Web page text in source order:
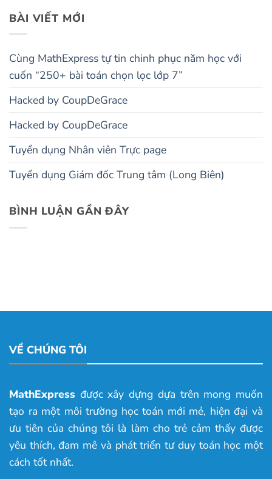
BÀI VIẾT MỚI
Cùng MathExpress tự tin chinh phục năm học với
cuốn “250+ bài toán chọn lọc lớp 7”
Hacked by CoupDeGrace
Hacked by CoupDeGrace
Tuyển dụng Nhân viên Trực page
Tuyển dụng Giám đốc Trung tâm (Long Biên)
BÌNH LUẬN GẦN ĐÂY
VỀ CHÚNG TÔI
MathExpress được xây dựng dựa trên mong muốn
tạo ra một môi trường học toán mới mẻ, hiện đại và
ưu tiên của chúng tôi là làm cho trẻ cảm thấy được
yêu thích, đam mê và phát triển tư duy toán học một
cách tốt nhất.